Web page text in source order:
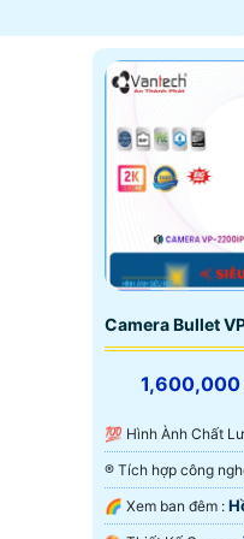
Camera Bullet
1,600,000
💯 Hình Ành Chất
🌈 Xem ban đêm :
Array.